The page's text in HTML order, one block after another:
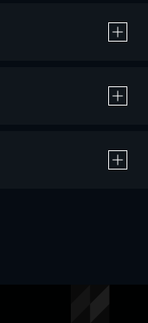
よる作品の購入 / レンタルです。
は、20％のポイント還元です。